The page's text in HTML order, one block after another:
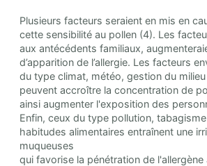
Plusieurs facteurs seraient en mis en
cette sensibilité au pollen (4). Les
aux antécédents familiaux,
d’apparition de l’allergie. Les facteurs
du type climat, météo, gestion du milieu
peuvent accroître la concentration de
ainsi augmenter l'exposition des
Enfin, ceux du type pollution,
habitudes alimentaires entraînent une
muqueuses
qui favorise la pénétration de